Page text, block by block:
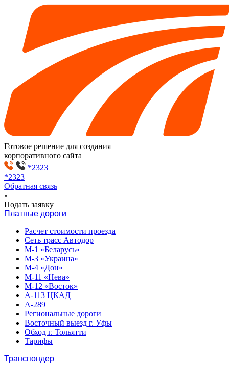
Готовое решение для создания
корпоративного сайта
*2323
*2323
Обратная связь
Подать заявку
Платные дороги
Расчет стоимости проезда
Сеть трасс Автодор
М-1 «Беларусь»
М-3 «Украина»
М-4 «Дон»
М-11 «Нева»
М-12 «Восток»
А-113 ЦКАД
А-289
Региональные дороги
Восточный выезд г. Уфы
Обход г. Тольятти
Тарифы
Транспондер